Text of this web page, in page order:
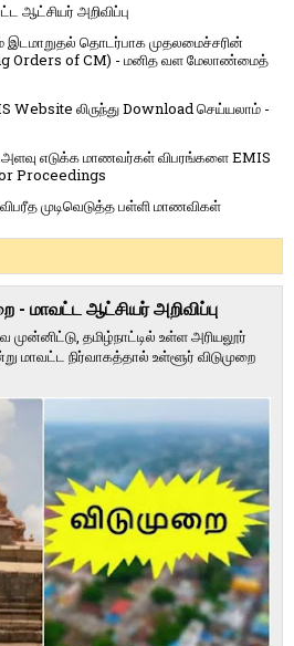
ஆட்சியர் அறிவிப்பு
இடமாறுதல் தொடர்பாக முதலமைச்சரின்
of CM) - மனித வள மேலாண்மைத்
Website லிருந்து Download செய்யலாம் -
எடுக்க மாணவர்கள் விபரங்களை EMIS
Proceedings
முடிவெடுத்த பள்ளி மாணவிகள்
- மாவட்ட ஆட்சியர் அறிவிப்பு
முன்னிட்டு, தமிழ்நாட்டில் உள்ள அரியலூர்
மாவட்ட நிர்வாகத்தால் உள்ளூர் விடுமுறை